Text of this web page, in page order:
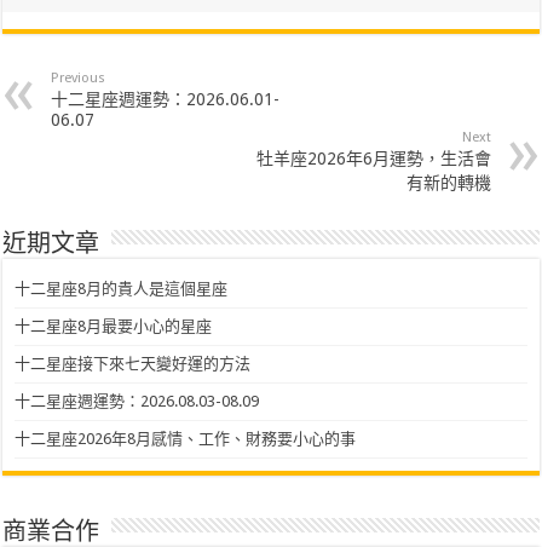
Previous
十二星座週運勢：2026.06.01-
06.07
Next
牡羊座2026年6月運勢，生活會
有新的轉機
近期文章
十二星座8月的貴人是這個星座
十二星座8月最要小心的星座
十二星座接下來七天變好運的方法
十二星座週運勢：2026.08.03-08.09
十二星座2026年8月感情、工作、財務要小心的事
商業合作